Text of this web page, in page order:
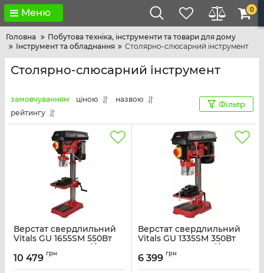
Меню 0
Головна
Побутова техніка, інструменти та товари для дому
Інструмент та обладнання
Столярно-слюсарний інструмент
Столярно-слюсарний інструмент
замовчуванням ціною
назвою
рейтингу
Фільтр
Верстат свердлильний
Vitals GU 1655SM 550Вт
D16мм 620-2620об/хв
26.6кг
Артикул: 184645
10 479 грн
Верстат свердлильний
Vitals GU 1335SM 350Вт
D13мм 620-2620об/хв
15.3кг
Артикул: 184644
6 399 грн